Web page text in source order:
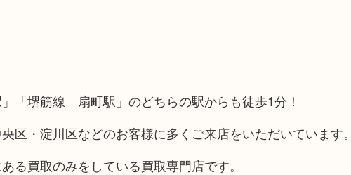
「堺筋線 扇町駅」のどちらの駅からも徒歩1分！
区・淀川区などのお客様に多くご来店をいただいています。
る買取のみをしている買取専門店です。